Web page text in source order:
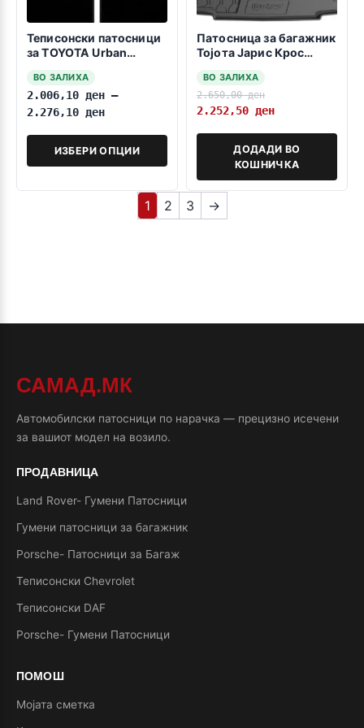
Теписонски патосници
за TOYOTA Urban
ВО ЗАЛИХА
2.006,10 ден –
2.276,10 ден
ИЗБЕРИ ОПЦИИ
Патосница за багажник
Тојота Јарис Крос
ВО ЗАЛИХА
2.650,00ден
2.252,50 ден
ДОДАДИ ВО
КОШНИЧКА
1 2 3 →
САМАД.МК
Автомобилски патосници по нарачка — прецизно исечени
за вашиот модел на возило.
ПРОДАВНИЦА
Land Rover- Гумени Патосници
Гумени патосници за багажник
Porsche- Патосници за Багаж
Теписонски Chevrolet
Теписонски DAF
Porsche- Гумени Патосници
ПОМОШ
Мојата сметка